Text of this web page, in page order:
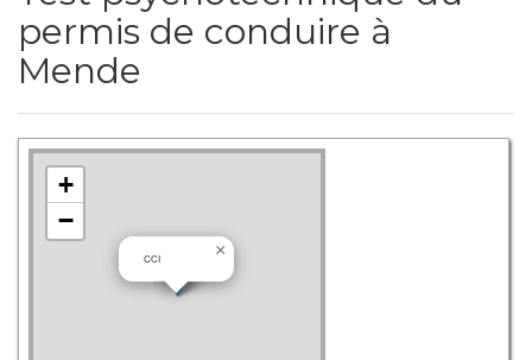
permis de conduire à
Mende
CCI ×
+
−